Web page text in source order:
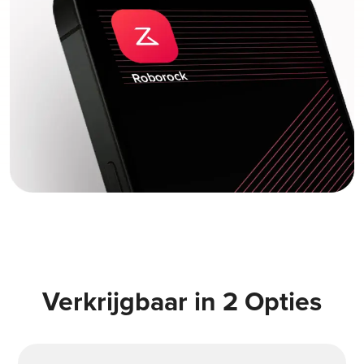
Verkrijgbaar in 2 Opties